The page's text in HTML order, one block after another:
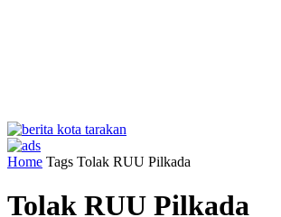
Home Tags Tolak RUU Pilkada
Tolak RUU Pilkada